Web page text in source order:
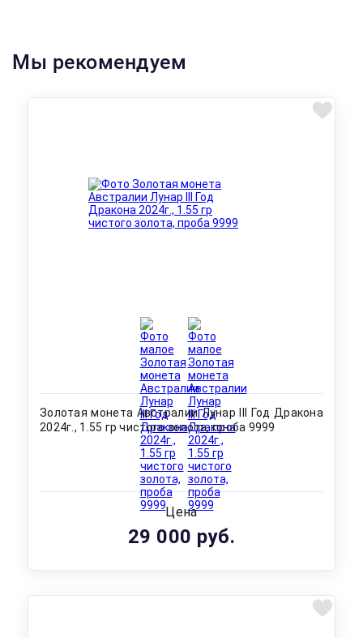
Мы рекомендуем
Золотая монета Австралии Лунар III Год Дракона
2024г., 1.55 гр чистого золота, проба 9999
Цена
29 000 руб.